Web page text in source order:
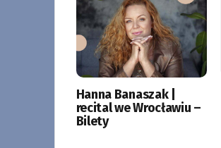
Hanna Banaszak |
recital we Wrocławiu –
Bilety